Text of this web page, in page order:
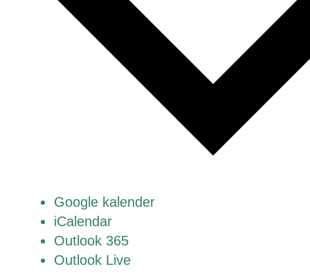
Google kalender
iCalendar
Outlook 365
Outlook Live